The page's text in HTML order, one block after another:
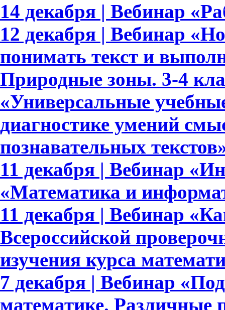
14 декабря | Вебинар
12 декабря | Вебинар
понимать текст и
Природные зоны. 3-4
«Универсальные
диагностике умений
познавательных
11 декабря | Вебинар
«Математика и
11 декабря | Вебинар
Всероссийской
изучения курса
7 декабря | Вебинар
математике. Различные